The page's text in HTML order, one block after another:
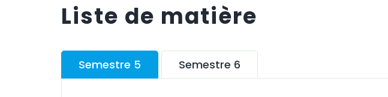
Liste de matière
Semestre 5 Semestre 6